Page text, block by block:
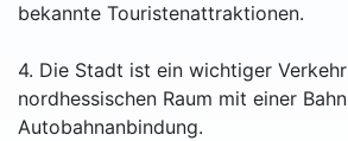
bekannte Touristenattraktionen.
4. Die Stadt ist ein wichtiger
nordhessischen Raum mit einer
Autobahnanbindung.